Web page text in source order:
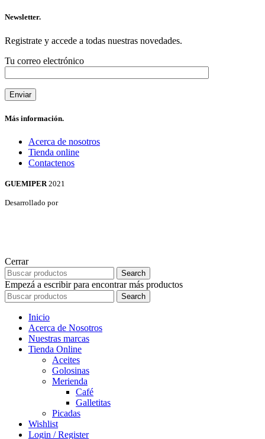
Newsletter.
Registrate y accede a todas nuestras novedades.
Tu correo electrónico
Más información.
Acerca de nosotros
Tienda online
Contactenos
GUEMIPER 2021
Desarrollado por
Cerrar
Search
Empezá a escribir para encontrar más productos
Search
Inicio
Acerca de Nosotros
Nuestras marcas
Tienda Online
Aceites
Golosinas
Merienda
Café
Galletitas
Picadas
Wishlist
Login / Register